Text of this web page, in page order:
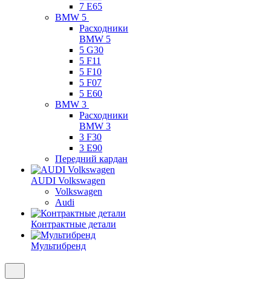
7 E65
BMW 5
Расходники
BMW 5
5 G30
5 F11
5 F10
5 F07
5 E60
BMW 3
Расходники
BMW 3
3 F30
3 E90
Передний кардан
AUDI Volkswagen
Volkswagen
Audi
Контрактные детали
Мультибренд